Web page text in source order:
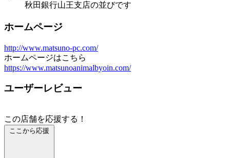
秋田銀行山王支店の並びです
ホームページ
http://www.matsuno-pc.com/
ホームページはこちら
https://www.matsunoanimalbyoin.com/
ユーザーレビュー
この店舗を応援する！
ここから応援